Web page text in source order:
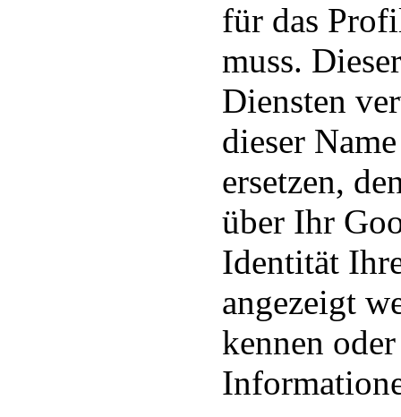
für das
muss.
Diensten
dieser
ersetzen,
über Ihr
Identität
angezeigt
kennen